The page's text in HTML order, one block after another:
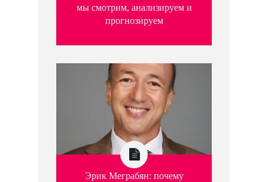
мы смотрим, анализируем и
прогнозируем
Эрик Меграбян: почему